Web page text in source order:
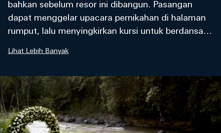
bahkan sebelum resor ini dibangun. Pasangan
dapat menggelar upacara pernikahan di halaman
rumput, lalu menyingkirkan kursi untuk berdansa
Lihat Lebih Banyak